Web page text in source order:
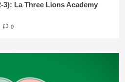
3): La Three Lions Academy
0